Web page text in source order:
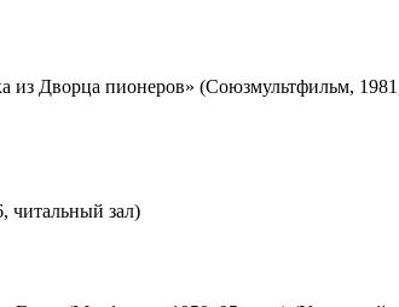
Дворца пионеров» (Союзмультфильм,
читальный зал)